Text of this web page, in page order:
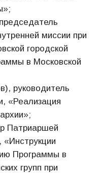
миссии при
городской
в Московской
руководитель
«Реализация
Патриаршей
«Инструкции
Программы в
групп при